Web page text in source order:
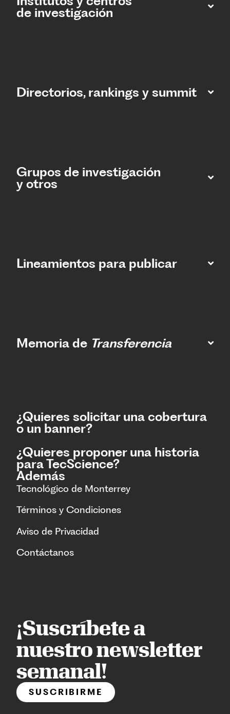
de investigación
Directorios, rankings y summit
Grupos de investigación
y otros
Lineamientos para publicar
Memoria de Transferencia
¿Quieres solicitar una cobertura
o un banner?
¿Quieres proponer una historia
para TecScience?
Además
Tecnológico de Monterrey
Términos y Condiciones
Aviso de Privacidad
Contáctanos
¡Suscríbete a
nuestro newsletter
semanal!
SUSCRIBIRME